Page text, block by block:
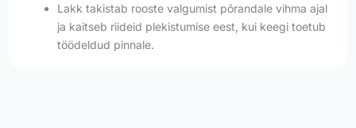
Lakk takistab rooste valgumist põrandale vihma ajal
ja kaitseb riideid plekistumise eest, kui keegi toetub
töödeldud pinnale.